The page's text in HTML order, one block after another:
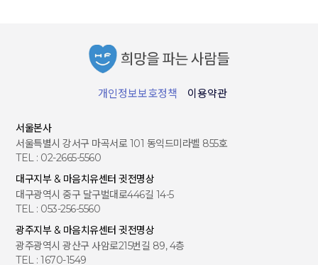
개인정보보호정책 이용약관
서울본사
서울특별시 강서구 마곡서로 101 동익드미라벨 855호
TEL : 02-2665-5560
대구지부 & 마음치유센터 귓전명상
대구광역시 중구 달구벌대로446길 14-5
TEL : 053-256-5560
광주지부 & 마음치유센터 귓전명상
광주광역시 광산구 사암로215번길 89, 4층
TEL : 1670-1549